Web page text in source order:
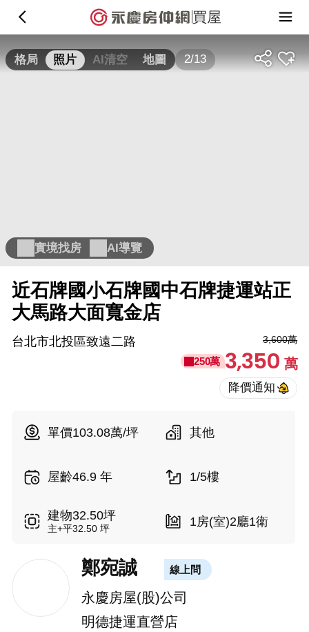
買屋
格局 照片 AI清空 地圖 2/13
實境找房 AI導覽
近石牌國小石牌國中石牌捷運站正
大馬路大面寬金店
台北市北投區致遠二路 3,600萬
250萬 3,350萬
單價103.08萬/坪 其他
屋齡46.9 年 1/5樓
建物32.50坪
主+平32.50 坪 1房(室)2廳1衛
鄭宛誠 線上問
永慶房屋(股)公司
明德捷運直營店